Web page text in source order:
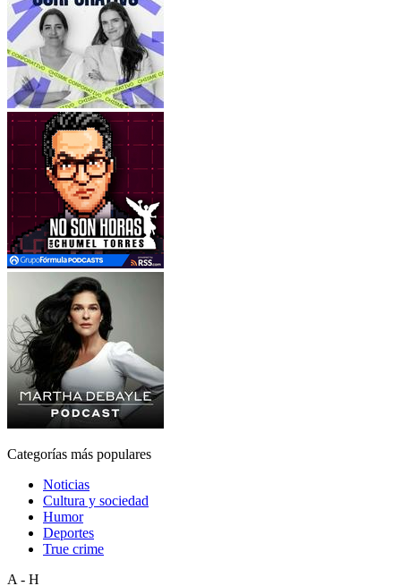
Categorías más populares
Noticias
Cultura y sociedad
Humor
Deportes
True crime
A - H